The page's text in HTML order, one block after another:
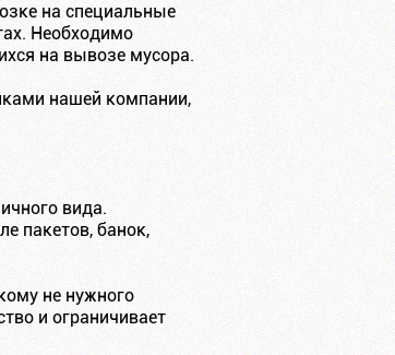
на специальные
Необходимо
на вывозе мусора.
нашей компании,
вида.
пакетов, банок,
не нужного
и ограничивает